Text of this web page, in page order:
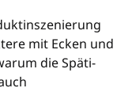
mit Ecken und
die Späti-